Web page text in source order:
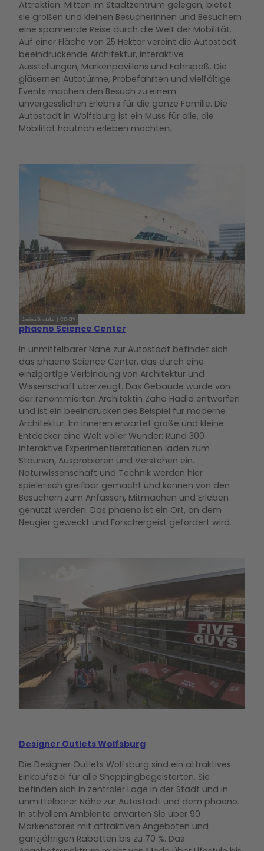
Attraktion. Mitten im Stadtzentrum gelegen, bietet
sie großen und kleinen Besucherinnen und Besuchern
eine spannende Reise durch die Welt der Mobilität.
Auf einer Fläche von 25 Hektar vereint die Autostadt
beeindruckende Architektur, interaktive
Ausstellungen, Markenpavillons und Fahrspaß. Die
gläsernen Autotürme, Probefahrten und vielfältige
Events machen den Besuch zu einem
unvergesslichen Erlebnis für die ganze Familie. Die
Autostadt in Wolfsburg ist ein Muss für alle, die
Mobilität hautnah erleben möchten.
Janina Snatzke | CC-BY
phaeno Science Center
In unmittelbarer Nähe zur Autostadt befindet sich
das phaeno Science Center, das durch eine
einzigartige Verbindung von Architektur und
Wissenschaft überzeugt. Das Gebäude wurde von
der renommierten Architektin Zaha Hadid entworfen
und ist ein beeindruckendes Beispiel für moderne
Architektur. Im Inneren erwartet große und kleine
Entdecker eine Welt voller Wunder: Rund 300
interaktive Experimentierstationen laden zum
Staunen, Ausprobieren und Verstehen ein.
Naturwissenschaft und Technik werden hier
spielerisch greifbar gemacht und können von den
Besuchern zum Anfassen, Mitmachen und Erleben
genutzt werden. Das phaeno ist ein Ort, an dem
Neugier geweckt und Forschergeist gefördert wird.
Designer Outlets Wolfsburg
Die Designer Outlets Wolfsburg sind ein attraktives
Einkaufsziel für alle Shoppingbegeisterten. Sie
befinden sich in zentraler Lage in der Stadt und in
unmittelbarer Nähe zur Autostadt und dem phaeno.
In stilvollem Ambiente erwarten Sie über 90
Markenstores mit attraktiven Angeboten und
ganzjährigen Rabatten bis zu 70 %. Das